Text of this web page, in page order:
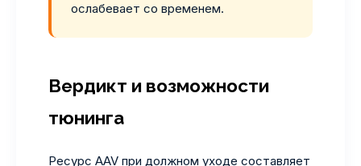
ослабевает со временем.
Вердикт и возможности
тюнинга
Ресурс AAV при должном уходе составляет